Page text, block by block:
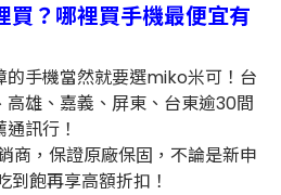
買？哪裡買手機最便宜有
的手機當然就要選miko米可！台
雄、嘉義、屏東、台東逾30間
訊行！
商，保證原廠保固，不論是新申
飽再享高額折扣！